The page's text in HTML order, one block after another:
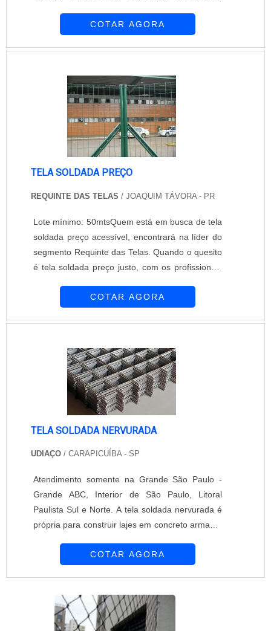
desse produto costuma ser arames de excelente
com a aplicação desejada por cada com...
COTAR AGORA
TELA SOLDADA PREÇO
REQUINTE DAS TELAS / JOAQUIM TÁVORA - PR
Lote mínimo: 50mtsQuem está em busca de tela
soldada preço acessível, encontrará na líder do
segmento Requinte das Telas. Quando o quesito
é tela soldada preço justo, com os profissionais
ótima qualidade com pagamento acessível.TELA
muitas maneiras eficientes de demonstrar
atuação. A Requinte das Telas foca sua estrat...
COTAR AGORA
TELA SOLDADA NERVURADA
UDIAÇO / CARAPICUÍBA - SP
Atendimento somente na Grande São Paulo -
Grande ABC, Interior de São Paulo, Litoral
Paulista Sul e Norte. A tela soldada nervurada é
própria para construir lajes em concreto armado,
sinônimo de qualidade e garantia de
concreto. Soldada em todos os pontos de
cruzamento, garante melhor ancoragem, ligando
COTAR AGORA